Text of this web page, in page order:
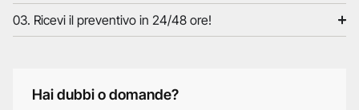
03. Ricevi il preventivo in 24/48 ore!
Hai dubbi o domande?